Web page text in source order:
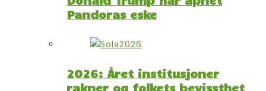
Pandoras eske
2026: Året institusjoner
rakner og folkets bevissthet